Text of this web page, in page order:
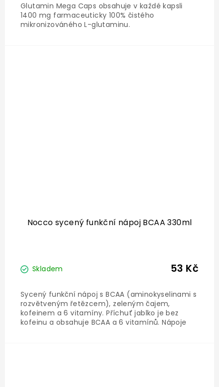
Glutamin Mega Caps obsahuje v každé kapsli
1400 mg farmaceuticky 100% čistého
mikronizováného L-glutaminu.
Nocco sycený funkční nápoj BCAA 330ml
Skladem 53 Kč
Sycený funkční nápoj s BCAA (aminokyselinami s
rozvětveným řetězcem), zeleným čajem,
kofeinem a 6 vitamíny. Příchuť jablko je bez
kofeinu a obsahuje BCAA a 6 vitamínů. Nápoje